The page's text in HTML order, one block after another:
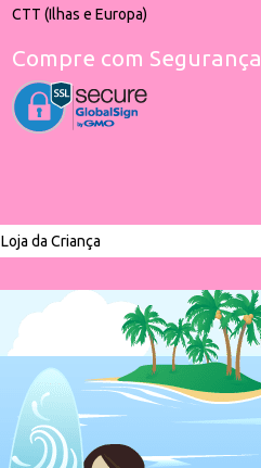
CTT (Ilhas e Europa)
Compre com Segurança
Loja da Criança